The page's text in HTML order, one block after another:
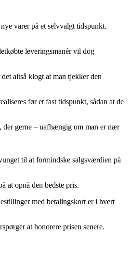
varer på et selvvalgt tidspunkt.
leveringsmanér vil dog
altså klogt at man tjekker den
før et fast tidspunkt, sådan at de
der gerne – uafhængig om man er nær
til at formindske salgsværdien på
at opnå den bedste pris.
med betalingskort er i hvert
at honorere prisen senere.